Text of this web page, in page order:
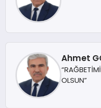
Ahmet
OLSUN”